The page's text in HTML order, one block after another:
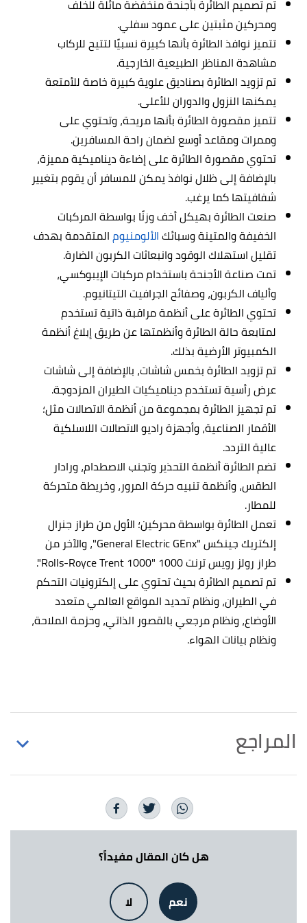
تم تصميم الطائرة بأجنحة منخفضة مائلة للخلف
ومحركين مثبتين على عمود سفلي.
تتميز نوافذ الطائرة بأنها كبيرة نسبيًا لتتيح للركاب
مشاهدة المناظر الطبيعية الخارجية.
تم تزويد الطائرة بصناديق علوية كبيرة خاصة للأمتعة
يمكنها النزول والدوران للأعلى.
تتميز مقصورة الطائرة بأنها مريحة، وتحتوي على
وممرات ومقاعد أوسع لضمان راحة المسافرين.
تحتوي مقصورة الطائرة على إضاءة ديناميكية مميزة،
بالإضافة إلى ظلال نوافذ يمكن للمسافر أن يقوم بتغيير
شفافيتها كما يرغب.
صنعت الطائرة بهيكل أخف وزنًا بواسطة المركبات
الخفيفة والمتينة وسبائكالألومنيومالمتقدمة بهدف
تقليل استهلاك الوقود وانبعاثات الكربون الضارة.
تمت صناعة الأجنحة باستخدام مركبات الإيبوكسي،
وألياف الكربون، وصفائح الجرافيت التيتانيوم.
تحتوي الطائرة على أنظمة مراقبة ذاتية تستخدم
لمتابعة حالة الطائرة وأنظمتها عن طريق إبلاغ أنظمة
الكمبيوتر الأرضية بذلك.
تم تزويد الطائرة بخمس شاشات، بالإضافة إلى شاشات
عرض رأسية تستخدم ديناميكيات الطيران المزدوجة.
تم تجهيز الطائرة بمجموعة من أنظمة الاتصالات مثل؛
الأقمار الصناعية، وأجهزة راديو الاتصالات اللاسلكية
عالية التردد.
تضم الطائرة أنظمة التحذير وتجنب الاصطدام، ورادار
الطقس، وأنظمة تنبيه حركة المرور، وخريطة متحركة
للمطار.
تعمل الطائرة بواسطة محركين؛ الأول من طراز جنرال
إلكتريك جينكس "General Electric GEnx"، والآخر من
طراز رولز رويس ترنت 1000 "Rolls-Royce Trent 1000".
تم تصميم الطائرة بحيث تحتوي على إلكترونيات التحكم
في الطيران، ونظام تحديد المواقع العالمي متعدد
الأوضاع، ونظام مرجعي بالقصور الذاتي، وحزمة الملاحة،
ونظام بيانات الهواء.
المراجع
modernairliners, Retrieved 7/2/2023. Edited.
↑
"Boeing 787 Dreamliner"
,museumofflight,
Retrieved 7/2/2023. Edited.
7/2/2023. Edited.
هل كان المقال مفيداً؟
نعم لا